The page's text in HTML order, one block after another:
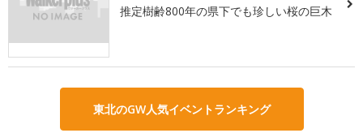
推定樹齢800年の県下でも珍しい桜の巨木
東北のGW人気イベントランキング